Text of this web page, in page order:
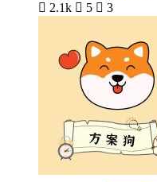
 2.1k  5  3